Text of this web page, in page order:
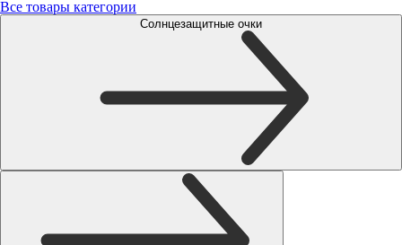
Все товары категории
Солнцезащитные очки